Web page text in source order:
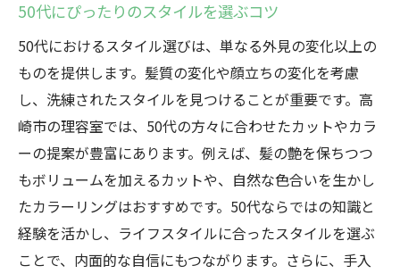
カスタムメイドのスタイル相談法
50代におすすめの理容技術とは
リラックスできる理容室の選び方
新しいスタイルで心もリフレッシュ
経験豊富なスタイリストが提案する高崎市の50
代向けスタイル
プロが教える50代スタイルの流行
個々の魅力を引き出すカット技術
高崎市で注目のスタイリスト紹介
50代にぴったりのスタイルを選ぶコツ
50代におけるスタイル選びは、単なる外見の変化以上の
ものを提供します。髪質の変化や顔立ちの変化を考慮
し、洗練されたスタイルを見つけることが重要です。高
崎市の理容室では、50代の方々に合わせたカットやカラ
ーの提案が豊富にあります。例えば、髪の艶を保ちつつ
もボリュームを加えるカットや、自然な色合いを生かし
たカラーリングはおすすめです。50代ならではの知識と
経験を活かし、ライフスタイルに合ったスタイルを選ぶ
ことで、内面的な自信にもつながります。さらに、手入